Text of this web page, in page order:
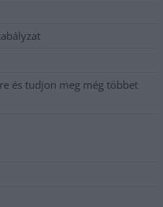
és tudjon meg még többet